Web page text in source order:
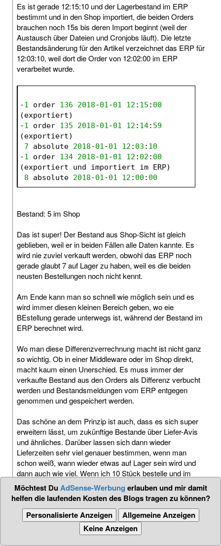
Es ist gerade 12:15:10 und der Lagerbestand im ERP
bestimmt und in den Shop importiert, die beiden Orders
brauchen noch 15s bis deren Import beginnt (weil der
Austausch über Dateien und Cronjobs läuft). Die letzte
Bestandsänderung für den Artikel verzeichnet das ERP für
12:03:10, weil dort die Order von 12:02:00 im ERP
verarbeitet wurde.
-1 order 136 2018-01-01 12 : 15 : 00
(exportiert)
-1 order 135 2018-01-01 12 : 14: 59
(exportiert)
7 absolute 2018-01-01 12 : 03 : 10
-1 order 134 2018-01-01 12 : 02 : 00
(exportiert und importiert im ERP)
8 absolute 2018-01-01 12 : 00 : 00
Bestand: 5 im Shop
Das ist super! Der Bestand aus Shop-Sicht ist gleich
geblieben, weil er in beiden Fällen alle Daten kannte. Es
wird nie zuviel verkauft werden, obwohl das ERP noch
gerade glaubt 7 auf Lager zu haben, weil es die beiden
neusten Bestellungen noch nicht kennt.
Am Ende kann man so schnell wie möglich sein und es
wird immer diesen kleinen Bereich geben, wo eie
BEstellung gerade unterwegs ist, während der Bestand im
ERP berechnet wird.
Wo man diese Differenzverrechnung macht ist nicht ganz
so wichtig. Ob in einer Middleware oder im Shop direkt,
macht kaum einen Unerschied. Es muss immer der
verkaufte Bestand aus den Orders als Differenz verbucht
werden und Bestandsmeldungen vom ERP entgegen
genommen und gespeichert werden.
Das schöne an dem Prinzip ist auch, dass es sich super
erweitern lässt, um zukünftige Bestande über Liefer-Avis
und ähnliches. Darüber lassen sich dann wieder
Lieferzeiten sehr viel genauer bestimmen, wenn man
schon weiß, wann wieder etwas auf Lager sein wird und
dann auch wie viel. Wenn ich 10 Stück bestelle und im
Avis nur 5 Stück angekündigt sind,muss ich ein
Lieferdatum nach der kommenden Lieferung verwenden.
Normal bei Shopware hätte man nur die typische Lieferzeit
des Suppliers, weiß aber nie ob dann wirklich was da ist
und wenn doch wie viel Stück.
Möchtest DuAdSense-Werbung erlauben und mir damit
helfen die laufenden Kosten des Blogs tragen zu können?
Personalisierte Anzeigen
Allgemeine Anzeigen
Keine Anzeigen